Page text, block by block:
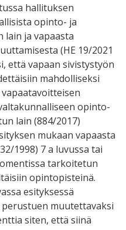
hallituksen
opinto- ja
ja vapaasta
(HE 19/2021
että vapaan sivistystyön
mahdolliseksi
opinto-
lain (884/2017)
mukaan vapaasta
1998) 7 a luvussa tai
tarkoitetun
opintopisteinä.
esityksessä
muutettavaksi
siten, että siinä